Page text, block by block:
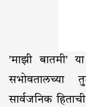
'माझी बातमी'
सभोवतालच्या
सार्वजनिक